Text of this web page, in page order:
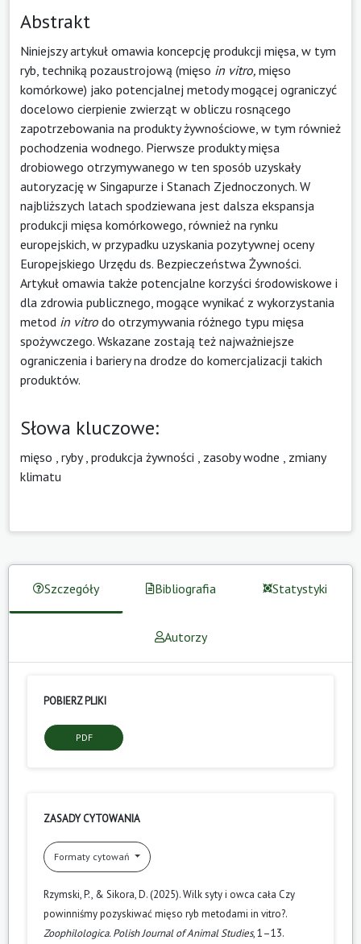
Abstrakt
Niniejszy artykuł omawia koncepcję produkcji mięsa, w tym
ryb, techniką pozaustrojową (mięso in vitro, mięso
komórkowe) jako potencjalnej metody mogącej ograniczyć
docelowo cierpienie zwierząt w obliczu rosnącego
zapotrzebowania na produkty żywnościowe, w tym również
pochodzenia wodnego. Pierwsze produkty mięsa
drobiowego otrzymywanego w ten sposób uzyskały
autoryzację w Singapurze i Stanach Zjednoczonych. W
najbliższych latach spodziewana jest dalsza ekspansja
produkcji mięsa komórkowego, również na rynku
europejskich, w przypadku uzyskania pozytywnej oceny
Europejskiego Urzędu ds. Bezpieczeństwa Żywności.
Artykuł omawia także potencjalne korzyści środowiskowe i
dla zdrowia publicznego, mogące wynikać z wykorzystania
metod in vitro do otrzymywania różnego typu mięsa
spożywczego. Wskazane zostają też najważniejsze
ograniczenia i bariery na drodze do komercjalizacji takich
produktów.
Słowa kluczowe:
mięso ryby, produkcja żywności zasoby wodne
zmiany
klimatu
Szczegóły Bibliografia Statystyki
Autorzy
POBIERZ PLIKI
PDF
ZASADY CYTOWANIA
Formaty cytowań
Rzymski, P., & Sikora, D. (2025). Wilk syty i owca cała Czy
powinniśmy pozyskiwać mięso ryb metodami in vitro?.
Zoophilologica. Polish Journal of Animal Studies, 1–13.